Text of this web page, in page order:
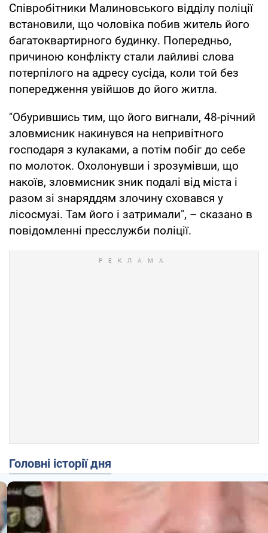
Співробітники Малиновського відділу поліції
встановили, що чоловіка побив житель його
багатоквартирного будинку. Попередньо,
причиною конфлікту стали лайливі слова
потерпілого на адресу сусіда, коли той без
попередження увійшов до його житла.
"Обурившись тим, що його вигнали, 48-річний
зловмисник накинувся на непривітного
господаря з кулаками, а потім побіг до себе
по молоток. Охолонувши і зрозумівши, що
накоїв, зловмисник зник подалі від міста і
разом зі знаряддям злочину сховався у
лісосмузі. Там його і затримали", – сказано в
повідомленні пресслужби поліції.
Головні історії дня